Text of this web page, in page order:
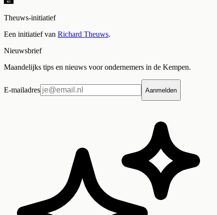
Theuws-initiatief
Een initiatief van Richard Theuws.
Nieuwsbrief
Maandelijks tips en nieuws voor ondernemers in de Kempen.
E-mailadres Aanmelden